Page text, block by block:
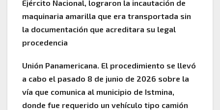
Ejército Nacional, lograron la incautación de
maquinaria amarilla que era transportada sin
la documentación que acreditara su legal
procedencia
Unión Panamericana. El procedimiento se llevó
a cabo el pasado 8 de junio de 2026 sobre la
vía que comunica al municipio de Istmina,
donde fue requerido un vehículo tipo camión